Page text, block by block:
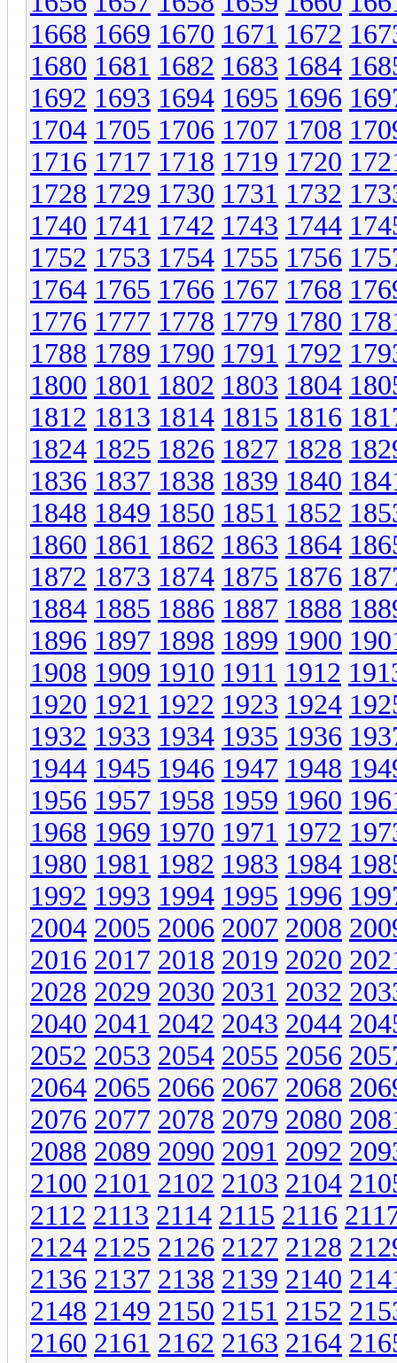
1668 1669 1670 1671 1672
1680 1681 1682 1683 1684
1692 1693 1694 1695 1696
1704 1705 1706 1707 1708
1716 1717 1718 1719 1720
1728 1729 1730 1731 1732
1740 1741 1742 1743 1744
1752 1753 1754 1755 1756
1764 1765 1766 1767 1768
1776 1777 1778 1779 1780
1788 1789 1790 1791 1792
1800 1801 1802 1803 1804
1812 1813 1814 1815 1816
1824 1825 1826 1827 1828
1836 1837 1838 1839 1840
1848 1849 1850 1851 1852
1860 1861 1862 1863 1864
1872 1873 1874 1875 1876
1884 1885 1886 1887 1888
1896 1897 1898 1899 1900
1908 1909 1910 1911 1912
1920 1921 1922 1923 1924
1932 1933 1934 1935 1936
1944 1945 1946 1947 1948
1956 1957 1958 1959 1960
1968 1969 1970 1971 1972
1980 1981 1982 1983 1984
1992 1993 1994 1995 1996
2004 2005 2006 2007 2008
2016 2017 2018 2019 2020
2028 2029 2030 2031 2032
2040 2041 2042 2043 2044
2052 2053 2054 2055 2056
2064 2065 2066 2067 2068
2076 2077 2078 2079 2080
2088 2089 2090 2091 2092
2100 2101 2102 2103 2104
2112 2113 2114 2115 2116
2124 2125 2126 2127 2128
2136 2137 2138 2139 2140
2148 2149 2150 2151 2152
2160 2161 2162 2163 2164